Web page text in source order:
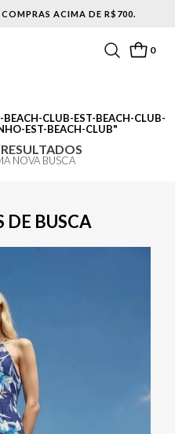
ACIMA DE R$700.
0
CLUB-EST-BEACH-CLUB-
EST-BEACH-CLUB
NOVA BUSCA
DE BUSCA